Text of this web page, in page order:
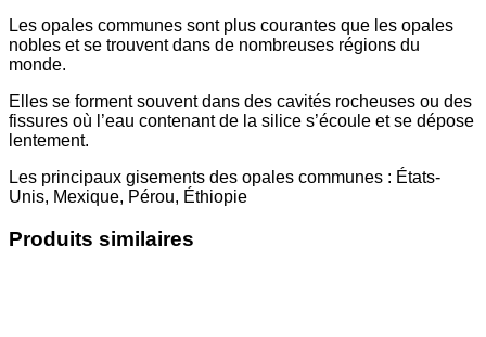
Les opales communes sont plus courantes que les opales
nobles et se trouvent dans de nombreuses régions du
monde.
Elles se forment souvent dans des cavités rocheuses ou des
fissures où l’eau contenant de la silice s’écoule et se dépose
lentement.
Les principaux gisements des opales communes : États-
Unis, Mexique, Pérou, Éthiopie
Produits similaires